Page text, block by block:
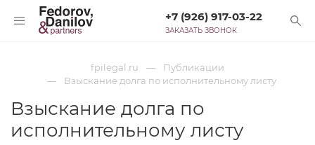
+7 (926) 917-03-22
ЗАКАЗАТЬ ЗВОНОК
fpilegal.ru
Публикации
Взыскание долга по исполнительному листу
Взыскание долга по
исполнительному листу